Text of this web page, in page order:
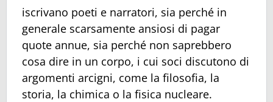
iscrivano poeti e narratori, sia perché in
generale scarsamente ansiosi di pagar
quote annue, sia perché non saprebbero
cosa dire in un corpo, i cui soci discutono di
argomenti arcigni, come la filosofia, la
storia, la chimica o la fisica nucleare.